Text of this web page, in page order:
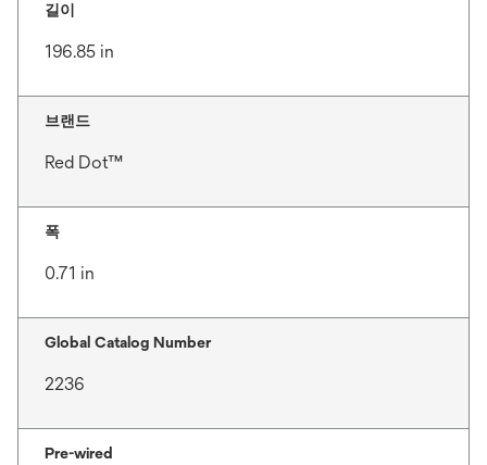
길이
196.85 in
브랜드
Red Dot™
폭
0.71 in
Global Catalog Number
2236
Pre-wired